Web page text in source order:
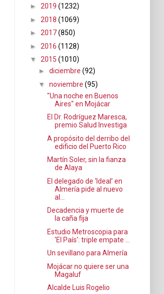
► 2019 (1232)
► 2018 (1069)
► 2017(850)
► 2016 (1128)
▼ 2015 (1010)
► diciembre (92)
▼ noviembre (95)
"Una noche en Buenos
Aires" en Mojácar
El Dr. Rodríguez Maresca,
premio Salud Investiga
A propósito del derribo del
edificio del Puerto Rico
Martín Soler, sin la fianza
de Alaya
El delegado de ‘Ideal’ en
Almería pide al nuevo
al...
Decadencia y muerte de
la caña fija
Estudio Metroscopia para
'El País': triple empate ...
Un sevillano para Almería
Mojácar no quiere ser una
Magaluf
Alcalde Luis Rogelio